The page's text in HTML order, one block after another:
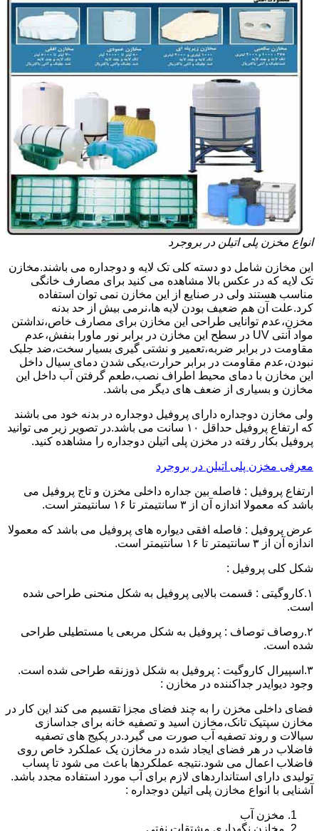
انواع مخزن پلی اتیلن در بروجرد
این مخازن شامل دو دسته کلی تک لایه و دوجداره می باشند.مخازن
تک لایه که در عکس بالا مشاهده می کنید برای مصارف خانگی
مناسب هستند ولی در صنایع از این مخازن نمی توان استفاده
کرد.علت آن هم ضعیف بودن لایه ها،نرمی بیش از حد بدنه
مخزن،عدم توانایی طراحی این مخازن برای مصارف خاص،نداشتن
مواد آنتی UV در سطح این مخازن در برابر نور ماورا بنفش،عدم
مقاومت در برابر ضربه،تعمیر و نشتی گیری بسیار سخت،ضد جلبک
نبودن،عدم مقاومت در برابر حرارت،یکی شدن دمای سیال داخل
این مخازن با دمای محیط اطراف نصب،طعم گرفتن آب داخل این
مخازن و بسیاری از ضعف های دیگر می باشد.
ولی مخازن دوجداره دارای پروفیل دوجداره در بدنه خود می باشند
که ارتفاع پروفیل حداقل ۱۰ سانت می باشد.در تصویر زیر می توانید
پروفیل بکار رفته در مخزن پلی اتیلن دوجداره را مشاهده کنید.
معرفی مخزن پلی اتیلن در بروجرد
ارتفاع پروفیل : فاصله بین جداره داخلی مخزن و تاج پروفیل می
باشد که معمولا اندازه آن از ۳ سانتیمتر تا ۱۶ سانتیمتر است.
عرض پروفیل : فاصله افقی دیواره های پروفیل می باشد که معمولا
اندازه آن از ۳ سانتیمتر تا ۱۶ سانتیمتر است.
شکل کلی پروفیل :
۱.کاروگیتی : قسمت بالایی پروفیل به شکل منحنی طراحی شده
است.
۲.روصاف توصاف : پروفیل به شکل مربعی یا مستطیلی طراحی
شده است.
۳.اسپیرال کاروگیت : پروفیل به شکل ذوزنقه طراحی شده است.
وجود دیوایدر جداکننده در مخازن :
فضای داخلی مخزن را به چند فضای مجزا تقسیم می کند این کار در
مخازن سپتیک تانک،مخازن اسید و تصفیه خانه برای جداسازی
سیالات و روند تصفیه آب صورت می گیرد.در پکیج های تصفیه
فاضلاب در هر فضای ایجاد شده در مخازن یک عملکرد خاص روی
فاضلاب اعمال می شود.نتیجه عملکردها باعث می شود تا پساب
تولیدی دارای استانداردهای لازم برای آب مورد استفاده مجدد باشد.
آشنایی با انواع مخازن پلی اتیلن دوجداره :
مخزن آب
مخازن نگهداری مشتقات نفتی